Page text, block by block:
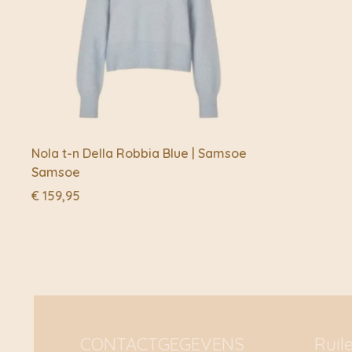
Nola t-n Della Robbia Blue | Samsoe
Samsoe
€ 159,95
CONTACTGEGEVENS